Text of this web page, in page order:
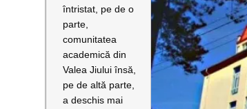
întristat, pe de o
parte,
comunitatea
academică din
Valea Jiului însă,
pe de altă parte,
a deschis mai